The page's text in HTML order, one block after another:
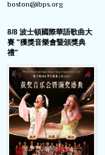
boston@ibps.org
8/8 波士頓國際華語歌曲大
賽 "獲獎音樂會暨頒獎典
禮"